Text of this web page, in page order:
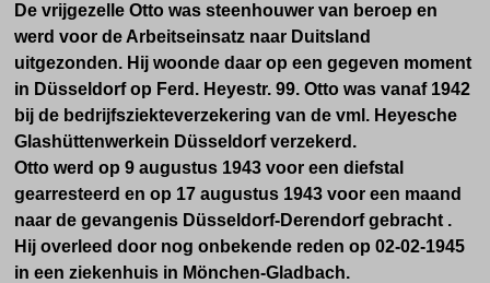
De vrijgezelle Otto was steenhouwer van beroep en
werd voor de Arbeitseinsatz naar Duitsland
uitgezonden. Hij woonde daar op een gegeven moment
in Düsseldorf op Ferd. Heyestr. 99. Otto was vanaf 1942
bij de bedrijfsziekteverzekering van de vml. Heyesche
Glashüttenwerkein Düsseldorfverzekerd.
Otto werd op 9 augustus 1943 voor een diefstal
gearresteerd en op 17 augustus 1943 voor een maand
naar de gevangenis Düsseldorf-Derendorf gebracht .
Hij overleed door nog onbekende reden op 02-02-1945
in een ziekenhuis in Mönchen-Gladbach.